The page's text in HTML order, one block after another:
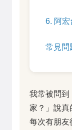
6. 阿宏
常見問
我常被問到
家？」說真
每次有朋友